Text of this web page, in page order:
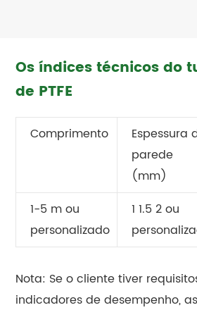
Os índices técnicos do
de PTFE
Comprimento
Espessura
parede
(mm)
1-5 m ou
personalizado
1 1.5 2 ou
Nota: Se o cliente tiver
indicadores de desempenho,